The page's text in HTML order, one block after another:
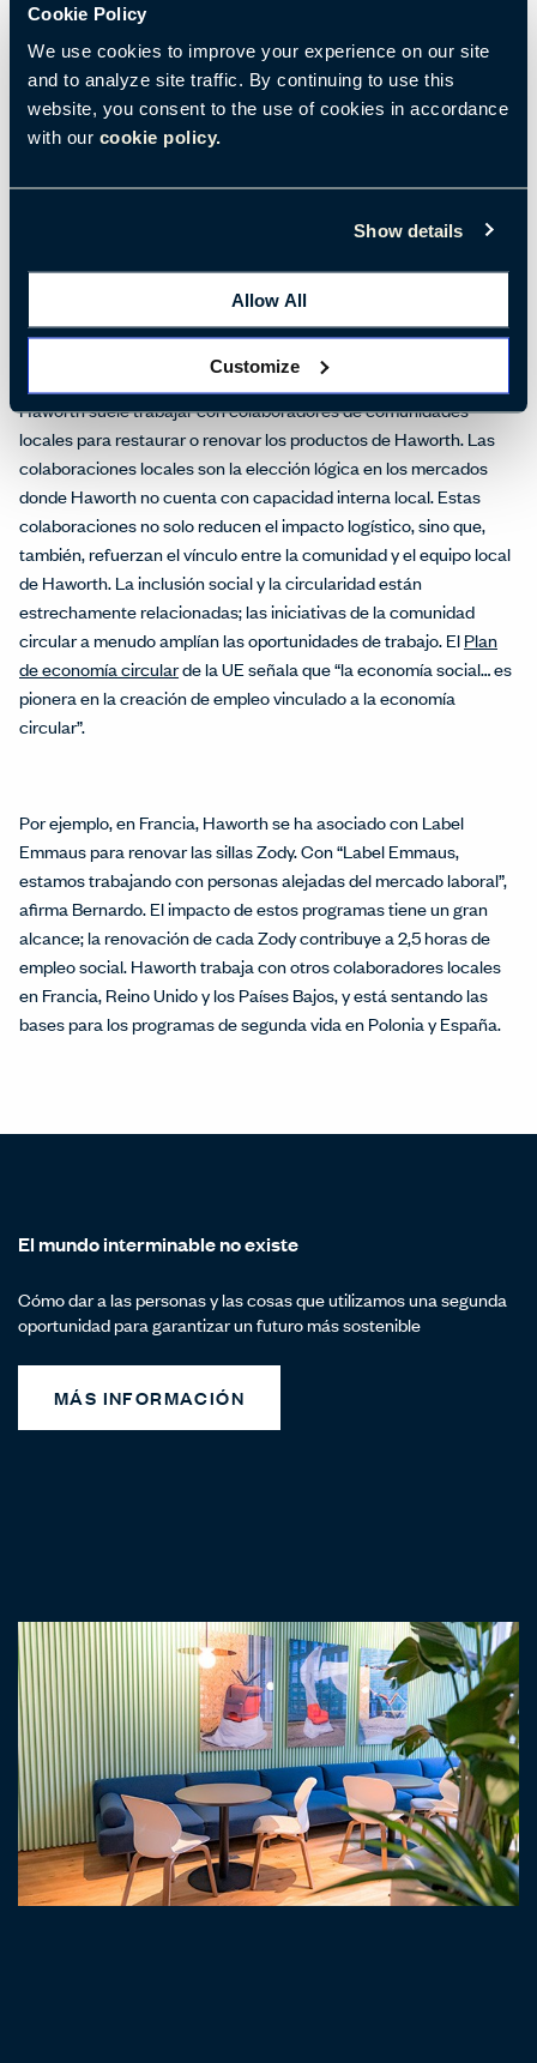
Cookie Policy
We use cookies to improve your experience on our site
and to analyze site traffic. By continuing to use this
website, you consent to the use of cookies in accordance
with our cookie policy.
Show details
Allow All
Customize
Trabajar con colaboradores locales tiene numerosos
Haworth suele trabajar con colaboradores de comunidades
locales para restaurar o renovar los productos de Haworth. Las
colaboraciones locales son la elección lógica en los mercados
donde Haworth no cuenta con capacidad interna local. Estas
colaboraciones no solo reducen el impacto logístico, sino que,
también, refuerzan el vínculo entre la comunidad y el equipo local
de Haworth. La inclusión social y la circularidad están
estrechamente relacionadas; las iniciativas de la comunidad
circular a menudo amplían las oportunidades de trabajo. ElPlan
de economía circularde la UE señala que “la economía social… es
pionera en la creación de empleo vinculado a la economía
circular”.
Por ejemplo, en Francia, Haworth se ha asociado con Label
Emmaus para renovar las sillas Zody. Con “Label Emmaus,
estamos trabajando con personas alejadas del mercado laboral”,
afirma Bernardo. El impacto de estos programas tiene un gran
alcance; la renovación de cada Zody contribuye a 2,5 horas de
empleo social. Haworth trabaja con otros colaboradores locales
en Francia, Reino Unido y los Países Bajos, y está sentando las
bases para los programas de segunda vida en Polonia y España.
El mundo interminable no existe
Cómo dar a las personas y las cosas que utilizamos una segunda
oportunidad para garantizar un futuro más sostenible
MÁS INFORMACIÓN